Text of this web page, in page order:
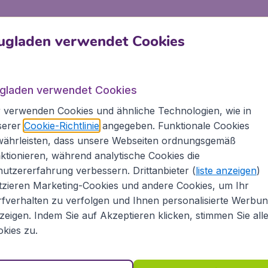
Dom zu unserer lieben Frau, der mit seinen
Kuppelhauben das Stadtbild prägt. Das
misst in der Höhe circa 37 Meter. Seinen
Über viele Hundert Jahre wurde der
Die Kirche ist im Stil der Spätgotik
lässt.
Stil des Barocks gestaltet. Die Anlage nahm
Maximilian I., erweiterte damals den
wird das Gelände von
der Bayerischen Staatskanzlei. Im Zentrum
Dianatempel
spielen oft hier. Abends treffen sich
verwendet Cookies
verwendet Cookies
verwenden Cookies und ähnliche Technologien, wie in
Cookie-Richtlinieangegeben. Funktionale Cookies
dass unsere Webseiten ordnungsgemäß
während analytische Cookies die
verbessern. Drittanbieter (liste anzeigen)
Marketing-Cookies und andere Cookies, um Ihr
zu verfolgen und Ihnen personalisierte
Indem Sie auf Akzeptieren klicken, stimmen Sie
zu.